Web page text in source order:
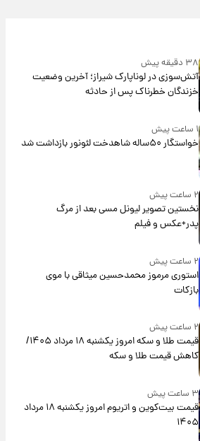
۳۸ دقیقه پیش
آتش‌سوزی در لوناپارک شیراز؛ آخرین وضعیت
خزندگان خطرناک پس از حادثه
۱ ساعت پیش
خواستگار ۵۰ساله شاهدخت لئونور بازداشت شد
۲ ساعت پیش
نخستین تصویر لیونل مسی بعد از مرگ
پدر+عکس و فیلم
۲ ساعت پیش
استوری مرموز محمدحسین میثاقی با موی
بازکات
۲ ساعت پیش
قیمت طلا و سکه امروز یکشنبه ۱۸ مرداد ۱۴۰۵/
کاهش قیمت طلا و سکه
۳ ساعت پیش
قیمت بیت‌کوین و اتریوم امروز یکشنبه ۱۸ مرداد
۱۴۰۵